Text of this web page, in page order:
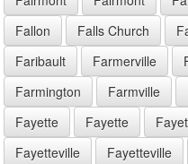
Fallon
Falls Church
Faribault
Farmerville
Farmington
Farmville
Fayette
Fayette
Fayetteville
Fayetteville